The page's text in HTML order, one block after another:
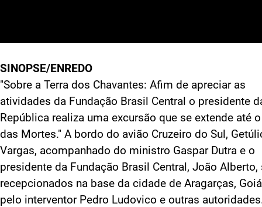
SINOPSE/ENREDO
"Sobre a Terra dos Chavantes: Afim de apreciar as
atividades da Fundação Brasil Central o presidente
República realiza uma excursão que se extende até
das Mortes." A bordo do avião Cruzeiro do Sul,
Vargas, acompanhado do ministro Gaspar Dutra e o
presidente da Fundação Brasil Central, João Alberto,
recepcionados na base da cidade de Aragarças,
pelo interventor Pedro Ludovico e outras